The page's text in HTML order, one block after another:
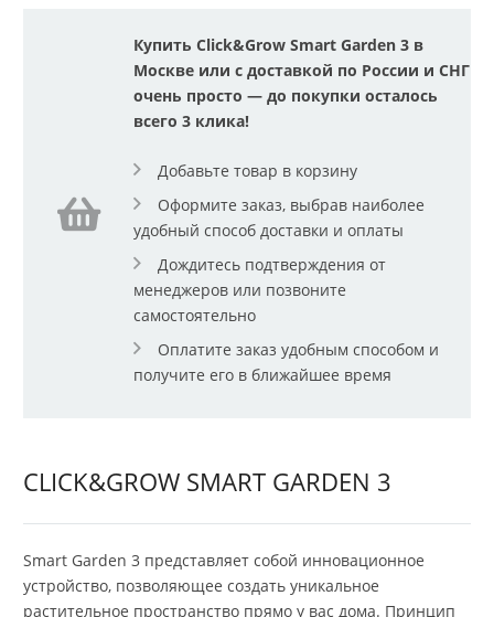
Купить Click&Grow Smart Garden 3 в
Москве или с доставкой по России и СНГ
очень просто — до покупки осталось
всего 3 клика!
Добавьте товар в корзину
Оформите заказ, выбрав наиболее
удобный способ доставки и оплаты
Дождитесь подтверждения от
менеджеров или позвоните
самостоятельно
Оплатите заказ удобным способом и
получите его в ближайшее время
CLICK&GROW SMART GARDEN 3
Smart Garden 3 представляет собой инновационное
устройство, позволяющее создать уникальное
растительное пространство прямо у вас дома. Принцип